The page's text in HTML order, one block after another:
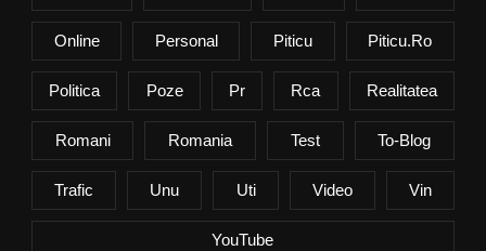
Online Personal Piticu Piticu.ro
Politica Poze Pr Rca Realitatea
Romani Romania Test To-Blog
Trafic Unu Uti Video Vin
YouTube